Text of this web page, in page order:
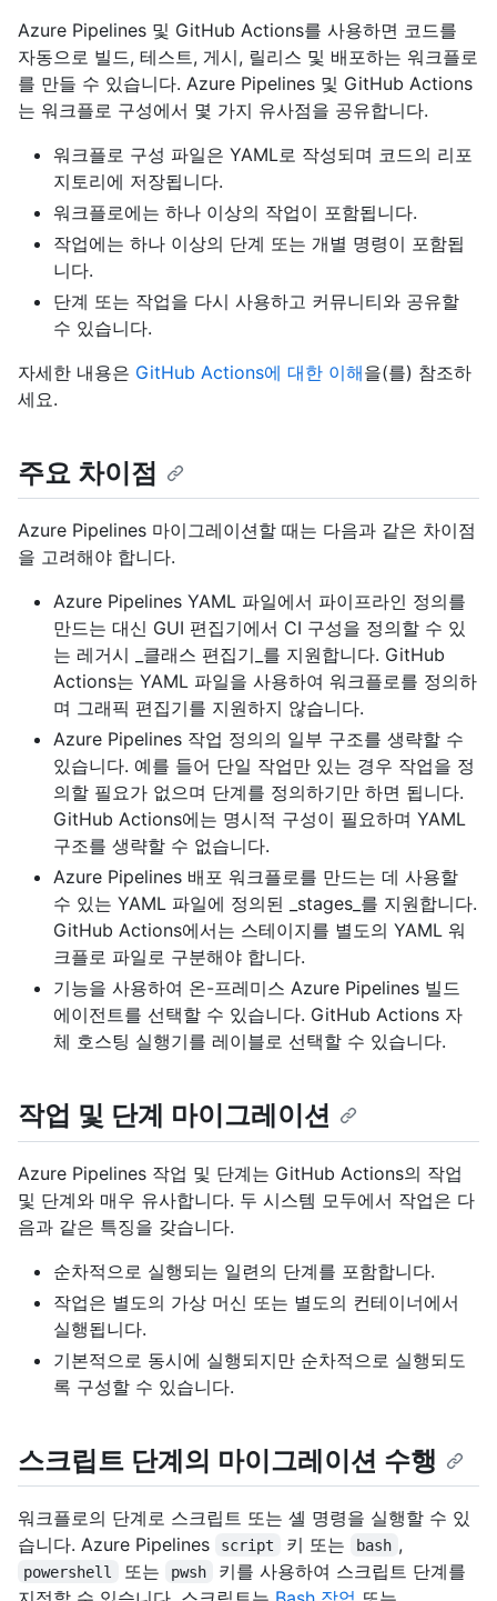
Azure Pipelines 및 GitHub Actions를 사용하면 코드를
자동으로 빌드, 테스트, 게시, 릴리스 및 배포하는 워크플로
를 만들 수 있습니다. Azure Pipelines 및 GitHub Actions
는 워크플로 구성에서 몇 가지 유사점을 공유합니다.
워크플로 구성 파일은 YAML로 작성되며 코드의 리포
지토리에 저장됩니다.
워크플로에는 하나 이상의 작업이 포함됩니다.
작업에는 하나 이상의 단계 또는 개별 명령이 포함됩
니다.
단계 또는 작업을 다시 사용하고 커뮤니티와 공유할
수 있습니다.
자세한 내용은 GitHub Actions에 대한 이해을(를) 참조하
세요.
주요 차이점
Azure Pipelines 마이그레이션할 때는 다음과 같은 차이점
을 고려해야 합니다.
Azure Pipelines YAML 파일에서 파이프라인 정의를
만드는 대신 GUI 편집기에서 CI 구성을 정의할 수 있
는 레거시 _클래스 편집기_를 지원합니다. GitHub
Actions는 YAML 파일을 사용하여 워크플로를 정의하
며 그래픽 편집기를 지원하지 않습니다.
Azure Pipelines 작업 정의의 일부 구조를 생략할 수
있습니다. 예를 들어 단일 작업만 있는 경우 작업을 정
의할 필요가 없으며 단계를 정의하기만 하면 됩니다.
GitHub Actions에는 명시적 구성이 필요하며 YAML
구조를 생략할 수 없습니다.
Azure Pipelines 배포 워크플로를 만드는 데 사용할
수 있는 YAML 파일에 정의된 _stages_를 지원합니다.
GitHub Actions에서는 스테이지를 별도의 YAML 워
크플로 파일로 구분해야 합니다.
기능을 사용하여 온-프레미스 Azure Pipelines 빌드
에이전트를 선택할 수 있습니다. GitHub Actions 자
체 호스팅 실행기를 레이블로 선택할 수 있습니다.
작업 및 단계 마이그레이션
Azure Pipelines 작업 및 단계는 GitHub Actions의 작업
및 단계와 매우 유사합니다. 두 시스템 모두에서 작업은 다
음과 같은 특징을 갖습니다.
순차적으로 실행되는 일련의 단계를 포함합니다.
작업은 별도의 가상 머신 또는 별도의 컨테이너에서
실행됩니다.
기본적으로 동시에 실행되지만 순차적으로 실행되도
록 구성할 수 있습니다.
스크립트 단계의 마이그레이션 수행
워크플로의 단계로 스크립트 또는 셸 명령을 실행할 수 있
습니다. Azure Pipelines
script 키 또는 bash ,
powershell 또는 pwsh
키를 사용하여 스크립트 단계를